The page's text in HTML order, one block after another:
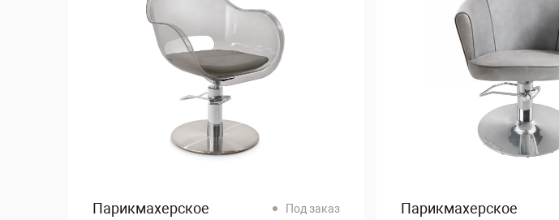
Парикмахерское
Под заказ
Парикмахерское